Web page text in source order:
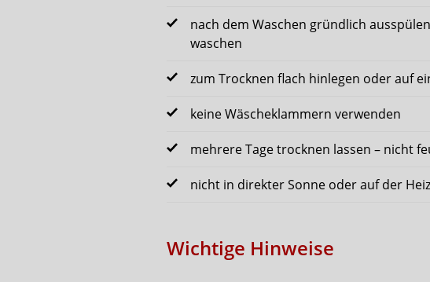
nach dem Waschen gründlich
waschen
zum Trocknen flach hinlegen oder auf
keine Wäscheklammern verwenden
mehrere Tage trocknen lassen – nicht
nicht in direkter Sonne oder auf der
Wichtige Hinweise